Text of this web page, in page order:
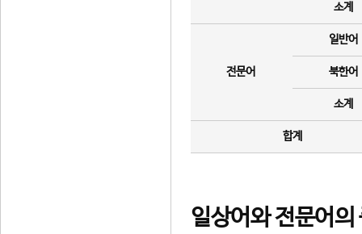
소계
전문어
일반어
북한어
소계
합계
일상어와 전문어의